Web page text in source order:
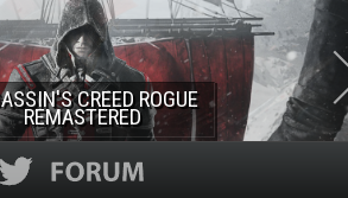
zum Inhalt
CREED ROGUE
REMASTERED